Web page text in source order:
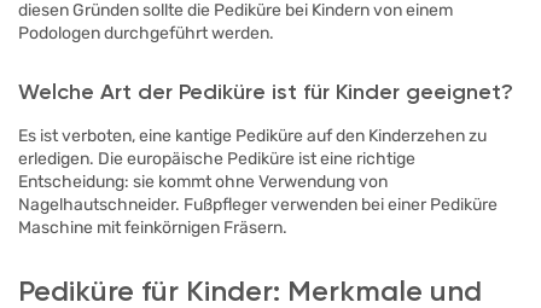
diesen Gründen sollte die Pediküre bei Kindern von einem
Podologen durchgeführt werden.
Welche Art der Pediküre ist für Kinder geeignet?
Es ist verboten, eine kantige Pediküre auf den Kinderzehen zu
erledigen. Die europäische Pediküre ist eine richtige
Entscheidung: sie kommt ohne Verwendung von
Nagelhautschneider. Fußpfleger verwenden bei einer Pediküre
Maschine mit feinkörnigen Fräsern.
Pediküre für Kinder: Merkmale und